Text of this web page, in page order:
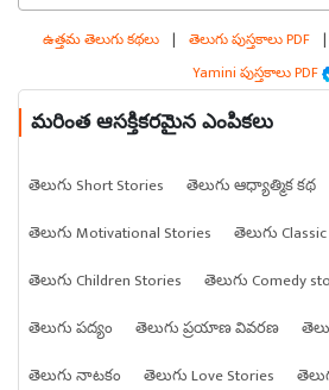
ఉత్తమ తెలుగు కథలు | తెలుగు పుస్తకాలు PDF |
Yamini పుస్తకాలు PDF
మరింత ఆసక్తికరమైన ఎంపికలు
తెలుగు Short Stories తెలుగు ఆధ్యాత్మిక కథ
తెలుగు Motivational Stories
తెలుగు
తెలుగు Children Stories
తెలుగు Comedy
తెలుగు పద్యం
తెలుగు ప్రయాణ వివరణ
తెలుగు నాటకం
తెలుగు Love Stories